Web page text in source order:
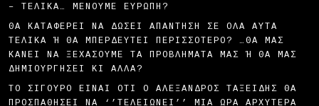
– ΤΕΛΙΚΆ… ΜΈΝΟΥΜΕ ΕΥΡΏΠΗ?
ΘΑ ΚΑΤΑΦΈΡΕΙ ΝΑ ΔΏΣΕΙ ΑΠΆΝΤΗΣΗ ΣΕ ΌΛΑ ΑΥΤΆ
ΤΕΛΙΚΆ Ή ΘΑ ΜΠΕΡΔΕΥΤΕΊ ΠΕΡΙΣΣΌΤΕΡΟ? …ΘΑ ΜΑΣ Κ
ΆΝΕΙ ΝΑ ΞΕΧΆΣΟΥΜΕ ΤΑ ΠΡΟΒΛΉΜΑΤΆ ΜΑΣ Ή ΘΑ ΜΑΣ ΔΗ
ΜΙΟΥΡΓΉΣΕΙ ΚΙ ΆΛΛΑ?
ΤΟ ΣΊΓΟΥΡΟ ΕΊΝΑΙ ΌΤΙ Ο ΑΛΈΞΑΝΔΡΟΣ ΤΑΞΕΊΔΗΣ ΘΑ
ΠΡΟΣΠΑΘΉΣΕΙ ΝΑ ‘’ΤΕΛΕΙΏΝΕΙ’’ ΜΙΑ ΏΡΑ ΑΡΧΎΤΕΡΑ